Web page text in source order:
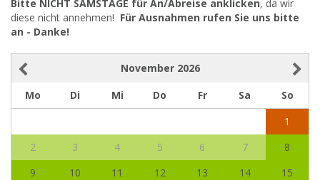
Bitte NICHT SAMSTAGE für An/Abreise anklicken, da wir
diese nicht annehmen! Für Ausnahmen rufen Sie uns bitte
an - Danke!
November 2026
Mo
Di Mi Do Fr Sa
So
1
2
3 4 5 6 7
8
9
10 11 12 13 14
15